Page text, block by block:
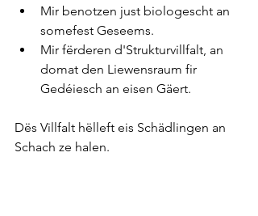
Mir benotzen just biologescht an
somefest Geseems.
Mir fërderen d'Strukturvillfalt, an
domat den Liewensraum fir
Gedéiesch an eisen Gäert.
Dës Villfalt hëlleft eis Schädlingen an
Schach ze halen.